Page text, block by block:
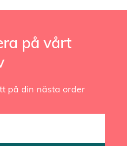
på vårt
på din nästa order